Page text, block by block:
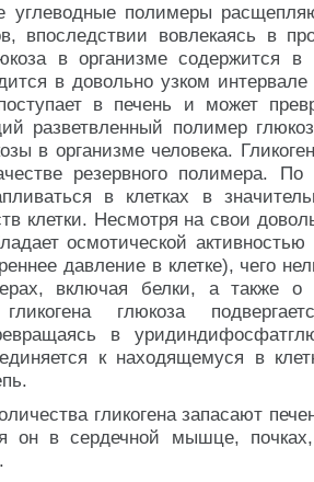
углеводные полимеры
впоследствии вовлекаясь в
в организме содержится в
в довольно узком
в печень и может
разветвленный полимер
в организме человека.
резервного полимера.
в клетках в
клетки. Несмотря на свои
осмотической
давление в клетке), чего
включая белки, а также
глюкоза
в
к находящемуся в
гликогена запасают
он в сердечной мышце,